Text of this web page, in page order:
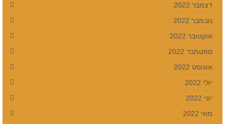
דצמבר 2022
נובמבר 2022
אוקטובר 2022
ספטמבר 2022
אוגוסט 2022
יולי 2022
יוני 2022
מאי 2022